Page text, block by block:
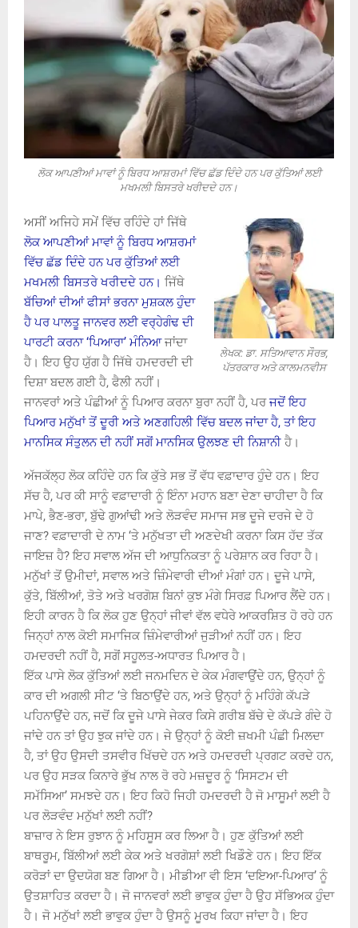
ਲੋਕ ਆਪਣੀਆਂ ਮਾਵਾਂ ਨੂੰ ਬਿਰਧ ਆਸ਼ਰਮਾਂ ਵਿੱਚ ਛੱਡ ਦਿੰਦੇ ਹਨ ਪਰ ਕੁੱਤਿਆਂ ਲਈ
ਮਖਮਲੀ ਬਿਸਤਰੇ ਖਰੀਦਦੇ ਹਨ।
ਲੇਖਕ: ਡਾ. ਸਤਿਆਵਾਨ ਸੌਰਭ,
ਪੱਤਰਕਾਰ ਅਤੇ ਕਾਲਮਨਵੀਸ
ਅਸੀਂ ਅਜਿਹੇ ਸਮੇਂ ਵਿੱਚ ਰਹਿੰਦੇ ਹਾਂ ਜਿੱਥੇ
ਲੋਕ ਆਪਣੀਆਂ ਮਾਵਾਂ ਨੂੰ ਬਿਰਧ ਆਸ਼ਰਮਾਂ
ਵਿੱਚ ਛੱਡ ਦਿੰਦੇ ਹਨ ਪਰ ਕੁੱਤਿਆਂ ਲਈ
ਮਖਮਲੀ ਬਿਸਤਰੇ ਖਰੀਦਦੇ ਹਨ। ਜਿੱਥੇ
ਬੱਚਿਆਂ ਦੀਆਂ ਫੀਸਾਂ ਭਰਨਾ ਮੁਸ਼ਕਲ ਹੁੰਦਾ
ਹੈ ਪਰ ਪਾਲਤੂ ਜਾਨਵਰ ਲਈ ਵਰ੍ਹੇਗੰਢ ਦੀ
ਪਾਰਟੀ ਕਰਨਾ ‘ਪਿਆਰਾ’ ਮੰਨਿਆਜਾਂਦਾ
ਹੈ। ਇਹ ਉਹ ਯੁੱਗ ਹੈ ਜਿੱਥੇ ਹਮਦਰਦੀ ਦੀ
ਦਿਸ਼ਾ ਬਦਲ ਗਈ ਹੈ, ਫੈਲੀ ਨਹੀਂ।
ਜਾਨਵਰਾਂ ਅਤੇ ਪੰਛੀਆਂ ਨੂੰ ਪਿਆਰ ਕਰਨਾ ਬੁਰਾ ਨਹੀਂ ਹੈ, ਪਰਜਦੋਂ ਇਹ
ਪਿਆਰ ਮਨੁੱਖਾਂ ਤੋਂ ਦੂਰੀ ਅਤੇ ਅਣਗਹਿਲੀ ਵਿੱਚ ਬਦਲ ਜਾਂਦਾ ਹੈ, ਤਾਂ ਇਹ
ਮਾਨਸਿਕ ਸੰਤੁਲਨ ਦੀ ਨਹੀਂ ਸਗੋਂ ਮਾਨਸਿਕ ਉਲਝਣ ਦੀ ਨਿਸ਼ਾਨੀ ਹੈ।
ਅੱਜਕੱਲ੍ਹ ਲੋਕ ਕਹਿੰਦੇ ਹਨ ਕਿ ਕੁੱਤੇ ਸਭ ਤੋਂ ਵੱਧ ਵਫ਼ਾਦਾਰ ਹੁੰਦੇ ਹਨ। ਇਹ
ਸੱਚ ਹੈ, ਪਰ ਕੀ ਸਾਨੂੰ ਵਫ਼ਾਦਾਰੀ ਨੂੰ ਇੰਨਾ ਮਹਾਨ ਬਣਾ ਦੇਣਾ ਚਾਹੀਦਾ ਹੈ ਕਿ
ਮਾਪੇ, ਭੈਣ-ਭਰਾ, ਬੁੱਢੇ ਗੁਆਂਢੀ ਅਤੇ ਲੋੜਵੰਦ ਸਮਾਜ ਸਭ ਦੂਜੇ ਦਰਜੇ ਦੇ ਹੋ
ਜਾਣ? ਵਫ਼ਾਦਾਰੀ ਦੇ ਨਾਮ ‘ਤੇ ਮਨੁੱਖਤਾ ਦੀ ਅਣਦੇਖੀ ਕਰਨਾ ਕਿਸ ਹੱਦ ਤੱਕ
ਜਾਇਜ਼ ਹੈ? ਇਹ ਸਵਾਲ ਅੱਜ ਦੀ ਆਧੁਨਿਕਤਾ ਨੂੰ ਪਰੇਸ਼ਾਨ ਕਰ ਰਿਹਾ ਹੈ।
ਮਨੁੱਖਾਂ ਤੋਂ ਉਮੀਦਾਂ, ਸਵਾਲ ਅਤੇ ਜ਼ਿੰਮੇਵਾਰੀ ਦੀਆਂ ਮੰਗਾਂ ਹਨ। ਦੂਜੇ ਪਾਸੇ,
ਕੁੱਤੇ, ਬਿੱਲੀਆਂ, ਤੋਤੇ ਅਤੇ ਖਰਗੋਸ਼ ਬਿਨਾਂ ਕੁਝ ਮੰਗੇ ਸਿਰਫ਼ ਪਿਆਰ ਲੈਂਦੇ ਹਨ।
ਇਹੀ ਕਾਰਨ ਹੈ ਕਿ ਲੋਕ ਹੁਣ ਉਨ੍ਹਾਂ ਜੀਵਾਂ ਵੱਲ ਵਧੇਰੇ ਆਕਰਸ਼ਿਤ ਹੋ ਰਹੇ ਹਨ
ਜਿਨ੍ਹਾਂ ਨਾਲ ਕੋਈ ਸਮਾਜਿਕ ਜ਼ਿੰਮੇਵਾਰੀਆਂ ਜੁੜੀਆਂ ਨਹੀਂ ਹਨ। ਇਹ
ਹਮਦਰਦੀ ਨਹੀਂ ਹੈ, ਸਗੋਂ ਸਹੂਲਤ-ਅਧਾਰਤ ਪਿਆਰ ਹੈ।
ਇੱਕ ਪਾਸੇ ਲੋਕ ਕੁੱਤਿਆਂ ਲਈ ਜਨਮਦਿਨ ਦੇ ਕੇਕ ਮੰਗਵਾਉਂਦੇ ਹਨ, ਉਨ੍ਹਾਂ ਨੂੰ
ਕਾਰ ਦੀ ਅਗਲੀ ਸੀਟ ‘ਤੇ ਬਿਠਾਉਂਦੇ ਹਨ, ਅਤੇ ਉਨ੍ਹਾਂ ਨੂੰ ਮਹਿੰਗੇ ਕੱਪੜੇ
ਪਹਿਨਾਉਂਦੇ ਹਨ, ਜਦੋਂ ਕਿ ਦੂਜੇ ਪਾਸੇ ਜੇਕਰ ਕਿਸੇ ਗਰੀਬ ਬੱਚੇ ਦੇ ਕੱਪੜੇ ਗੰਦੇ ਹੋ
ਜਾਂਦੇ ਹਨ ਤਾਂ ਉਹ ਝੁਕ ਜਾਂਦੇ ਹਨ। ਜੇ ਉਨ੍ਹਾਂ ਨੂੰ ਕੋਈ ਜ਼ਖਮੀ ਪੰਛੀ ਮਿਲਦਾ
ਹੈ, ਤਾਂ ਉਹ ਉਸਦੀ ਤਸਵੀਰ ਖਿੱਚਦੇ ਹਨ ਅਤੇ ਹਮਦਰਦੀ ਪ੍ਰਗਟ ਕਰਦੇ ਹਨ,
ਪਰ ਉਹ ਸੜਕ ਕਿਨਾਰੇ ਭੁੱਖ ਨਾਲ ਰੋ ਰਹੇ ਮਜ਼ਦੂਰ ਨੂੰ ‘ਸਿਸਟਮ ਦੀ
ਸਮੱਸਿਆ’ ਸਮਝਦੇ ਹਨ। ਇਹ ਕਿਹੋ ਜਿਹੀ ਹਮਦਰਦੀ ਹੈ ਜੋ ਮਾਸੂਮਾਂ ਲਈ ਹੈ
ਪਰ ਲੋੜਵੰਦ ਮਨੁੱਖਾਂ ਲਈ ਨਹੀਂ?
ਬਾਜ਼ਾਰ ਨੇ ਇਸ ਰੁਝਾਨ ਨੂੰ ਮਹਿਸੂਸ ਕਰ ਲਿਆ ਹੈ। ਹੁਣ ਕੁੱਤਿਆਂ ਲਈ
ਬਾਥਰੂਮ, ਬਿੱਲੀਆਂ ਲਈ ਕੇਕ ਅਤੇ ਖਰਗੋਸ਼ਾਂ ਲਈ ਖਿਡੌਣੇ ਹਨ। ਇਹ ਇੱਕ
ਕਰੋੜਾਂ ਦਾ ਉਦਯੋਗ ਬਣ ਗਿਆ ਹੈ। ਮੀਡੀਆ ਵੀ ਇਸ ‘ਦਇਆ-ਪਿਆਰ’ ਨੂੰ
ਉਤਸ਼ਾਹਿਤ ਕਰਦਾ ਹੈ। ਜੋ ਜਾਨਵਰਾਂ ਲਈ ਭਾਵੁਕ ਹੁੰਦਾ ਹੈ ਉਹ ਸੱਭਿਅਕ ਹੁੰਦਾ
ਹੈ। ਜੋ ਮਨੁੱਖਾਂ ਲਈ ਭਾਵੁਕ ਹੁੰਦਾ ਹੈ ਉਸਨੂੰ ਮੂਰਖ ਕਿਹਾ ਜਾਂਦਾ ਹੈ। ਇਹ